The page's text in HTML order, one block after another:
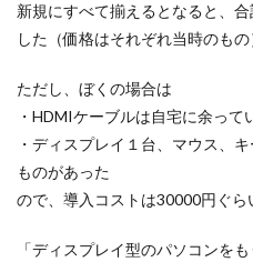
新規にすべて揃えるとなると、
した（価格はそれぞれ当時のもの
ただし、ぼくの場合は
・HDMIケーブルは自宅に余って
・ディスプレイ１台、マウス、
ものがあった
ので、導入コストは30000円ぐら
「ディスプレイ型のパソコンを